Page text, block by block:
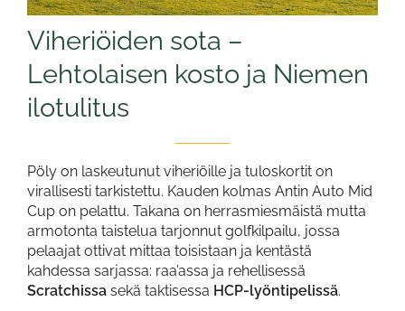
Viheriöiden sota –
Lehtolaisen kosto ja Niemen
ilotulitus
Pöly on laskeutunut viheriöille ja tuloskortit on
virallisesti tarkistettu. Kauden kolmas Antin Auto Mid
Cup on pelattu. Takana on herrasmiesmäistä mutta
armotonta taistelua tarjonnut golfkilpailu, jossa
pelaajat ottivat mittaa toisistaan ja kentästä
kahdessa sarjassa: raa’assa ja rehellisessä
Scratchissa sekä taktisessa HCP-lyöntipelissä.